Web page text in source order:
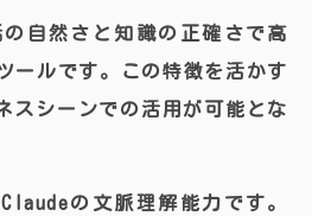
自然さと知識の正確さで高
ールです。この特徴を活かす
スシーンでの活用が可能とな
の文脈理解能力です。